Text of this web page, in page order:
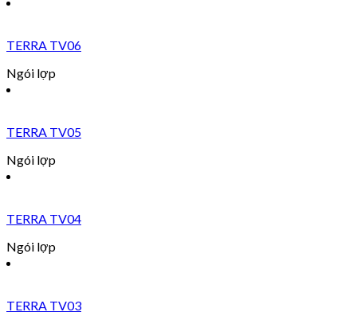
TERRA TV06
Ngói lợp
TERRA TV05
Ngói lợp
TERRA TV04
Ngói lợp
TERRA TV03